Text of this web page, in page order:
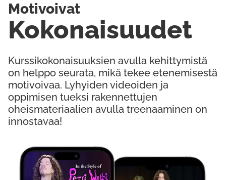
Kurssikokonaisuuksien avulla kehittymistä
on helppo seurata, mikä tekee etenemisestä
motivoivaa. Lyhyiden videoiden ja
oppimisen tueksi rakennettujen
oheismateriaalien avulla treenaaminen on
innostavaa!
Kokonaisuudet
Motivoivat